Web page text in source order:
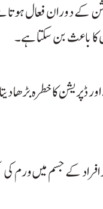
کے دوران فعال
کا باعث بن سکتا ہے۔
ڈپریشن کا خطرہ بڑھا
معلوم ہوا کہ جذباتی مسائل کا شکار 37 فیصد